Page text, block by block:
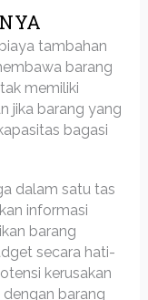
tambahan
barang
memiliki
jika barang yang
bagasi
dalam satu tas
informasi
barang
secara hati-
kerusakan
barang